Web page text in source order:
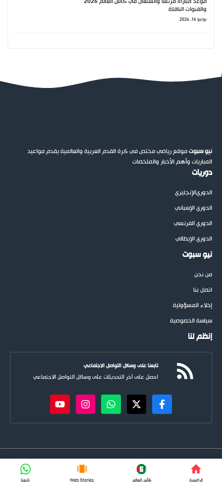
والقنوات الناقلة
يونيو 16, 2026
نيو سبوتموقع رياضي مختص في كرة القدم العربية والعالمية يقدم مواعيد
المباريات وأهم الأخبار والملخصات
دوريات
الدوريالإنجليزي
الدوري الإسباني
الدوري الفرنسي
الدوري الإيطالي
نيو سبوت
من نحن
اتصل بنا
إخلاء المسؤولية
سياسة الخصوصية
إنظم لنا
تابعنا على وسائل التواصل الاجتماعي
احصل على آخر التحديثات على وسائل التواصل الاجتماعي
newspoots.com • جميع الحقوق © محفوظة لموقع
الرائسية كأس العالم Web Stories تابعنا